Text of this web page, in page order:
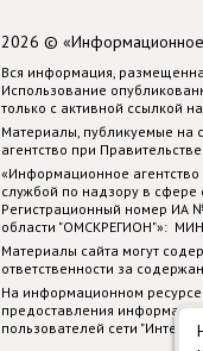
2026 © «Информационное
Вся информация,
Использование
только с активной ссылкой
Материалы, публикуемые на
агентство при
«Информационное
службой по надзору в сфере
Регистрационный номер ИА
области "ОМСКРЕГИОН"»:
Материалы сайта могут
ответственности за
На информационном
предоставления
пользователей сети